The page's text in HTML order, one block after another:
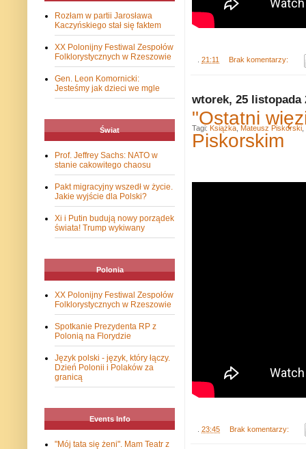
21:11 Brak komentarzy:
wtorek, 25 listopada
"Ostatni
Piskorskim
23:45 Brak komentarzy:
Tagi: Książka Mateusz Piskorski
Rozłam w partii Jarosława
Kaczyńskiego stał się faktem
XX Polonijny Festiwal Zespołów
Folklorystycznych w Rzeszowie
Gen. Leon Komornicki:
Jesteśmy jak dzieci we mgle
Świat
Prof. Jeffrey Sachs: NATO w
stanie cakowitego chaosu
Pakt migracyjny wszedł w życie.
Jakie wyjście dla Polski?
Xi i Putin budują nowy porządek
świata! Trump wykiwany
Polonia
XX Polonijny Festiwal Zespołów
Folklorystycznych w Rzeszowie
Spotkanie Prezydenta RP z
Polonią na Florydzie
Język polski - język, który łączy.
Dzień Polonii i Polaków za
granicą
Events Info
"Mój tata się żeni". Mam Teatr z